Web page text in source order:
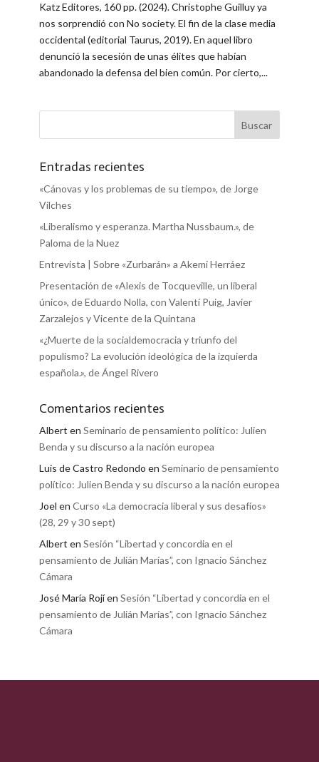
Katz Editores, 160 pp. (2024). Christophe Guilluy ya
nos sorprendió con No society. El fin de la clase media
occidental (editorial Taurus, 2019). En aquel libro
denunció la secesión de unas élites que habían
abandonado la defensa del bien común. Por cierto,...
Entradas recientes
«Cánovas y los problemas de su tiempo», de Jorge
Vilches
«Liberalismo y esperanza. Martha Nussbaum.», de
Paloma de la Nuez
Entrevista | Sobre «Zurbarán» a Akemi Herráez
Presentación de «Alexis de Tocqueville, un liberal
único», de Eduardo Nolla, con Valentí Puig, Javier
Zarzalejos y Vicente de la Quintana
«¿Muerte de la socialdemocracia y triunfo del
populismo? La evolución ideológica de la izquierda
española.», de Ángel Rivero
Comentarios recientes
Albert en Seminario de pensamiento político: Julien
Benda y su discurso a la nación europea
Luis de Castro Redondo en Seminario de pensamiento
político: Julien Benda y su discurso a la nación europea
Joel en Curso «La democracia liberal y sus desafíos»
(28, 29 y 30 sept)
Albert en Sesión “Libertad y concordia en el
pensamiento de Julián Marías”, con Ignacio Sánchez
Cámara
José María Rojíen Sesión “Libertad y concordia en el
pensamiento de Julián Marías”, con Ignacio Sánchez
Cámara